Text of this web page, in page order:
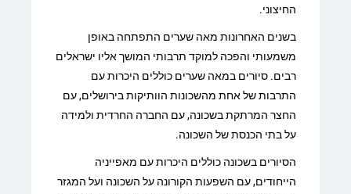
החיצוני.
בשנים האחרונות מאה שערים התפתחה באופן
משמעותי והפכה למוקד תרבותי המושך אליו ישראלים
רבים. סיורים במאה שערים כוללים היכרות עם
התרבות של אחת מהשכונות הוותיקות בירושלים, עם
החצר המרתקת בשכונה, עם החברה החרדית ולמידה
על בתי הכנסת של השכונה.
הסיורים בשכונה כוללים היכרות עם מאפייניה
הייחודים, עם השפעות הקורונה על השכונה ועל המגזר